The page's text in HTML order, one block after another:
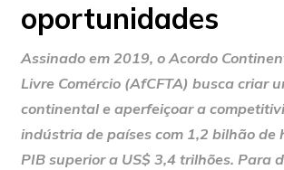
oportunidades
Assinado em 2019, o Acordo
Livre Comércio (AfCFTA) busca criar
continental e aperfeiçoar a
indústria de países com 1,2 bilhão de
PIB superior a US$ 3,4 trilhões. Para